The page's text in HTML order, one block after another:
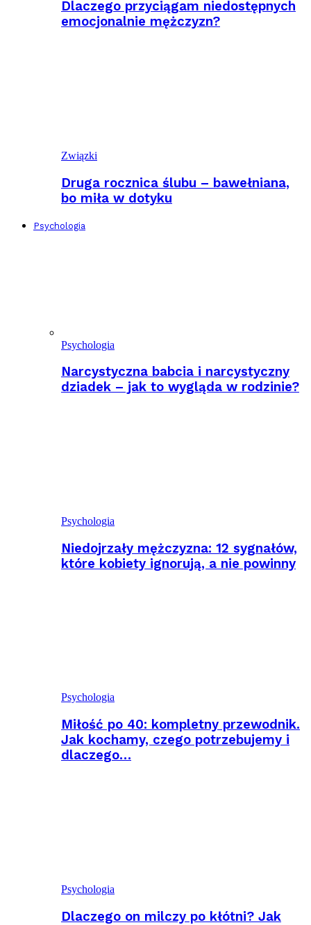
Dlaczego przyciągam niedostępnych
emocjonalnie mężczyzn?
Związki
Druga rocznica ślubu – bawełniana,
bo miła w dotyku
Psychologia
Psychologia
Narcystyczna babcia i narcystyczny
dziadek – jak to wygląda w rodzinie?
Psychologia
Niedojrzały mężczyzna: 12 sygnałów,
które kobiety ignorują, a nie powinny
Psychologia
Miłość po 40: kompletny przewodnik.
Jak kochamy, czego potrzebujemy i
dlaczego…
Psychologia
Dlaczego on milczy po kłótni? Jak